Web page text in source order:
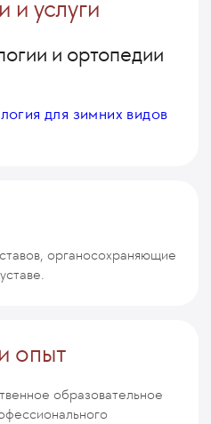
и услуги
и ортопедии
для зимних видов
органосохраняющие
опыт
образовательное